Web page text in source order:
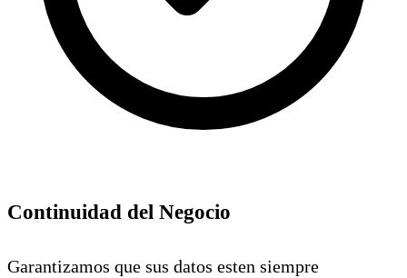
Continuidad del Negocio
Garantizamos que sus datos esten siempre